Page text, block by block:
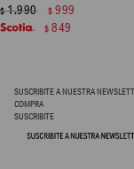
$1.990 $ 999
$ 849
SUSCRIBITE A NUESTRA
COMPRA
SUSCRIBITE